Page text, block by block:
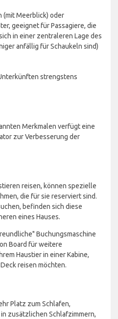
(mit Meerblick) oder
geeignet für Passagiere, die
in einer zentraleren Lage des
anfällig für Schaukeln sind)
strengstens
Merkmalen verfügt eine
zur Verbesserung der
reisen, können spezielle
die für sie reserviert sind.
befinden sich diese
eines Hauses.
Buchungsmaschine
Board für weitere
Haustier in einer Kabine,
reisen möchten.
Platz zum Schlafen,
zusätzlichen Schlafzimmern,